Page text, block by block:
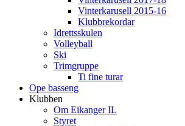
Vinterkarusell 2015-16
Klubbrekordar
Idrettsskulen
Volleyball
Ski
Trimgruppe
Ti fine turar
Ope basseng
Klubben
Om Eikanger IL
Styret